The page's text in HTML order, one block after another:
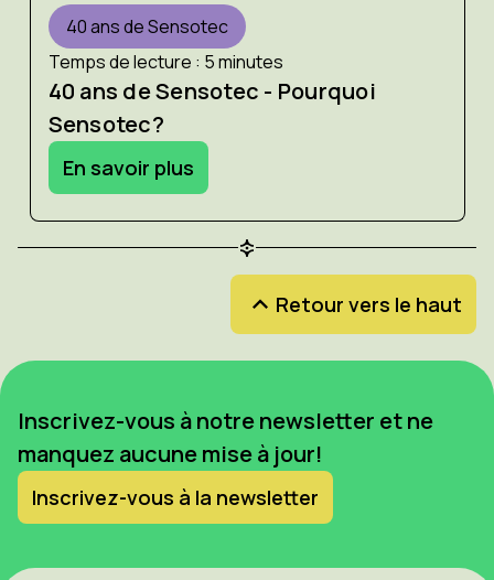
40 ans de Sensotec
Temps de lecture : 5 minutes
40 ans de Sensotec - Pourquoi
Sensotec?
En savoir plus
Retour vers le haut
Inscrivez-vous à notre newsletter et ne
manquez aucune mise à jour!
Inscrivez-vous à la newsletter